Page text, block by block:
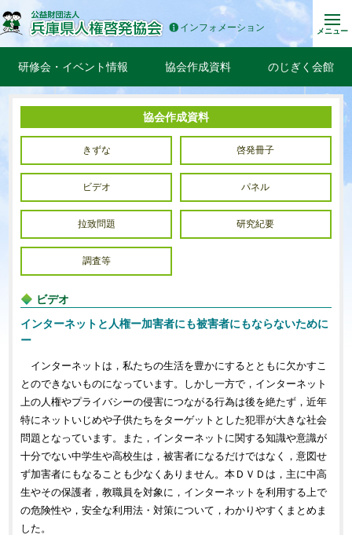
インフォメーション メニュー
研修会・イベント情報 協会作成資料 のじぎく会館
協会作成資料
きずな 啓発冊子
ビデオ パネル
拉致問題 研究紀要
調査等
ビデオ
インターネットと人権ー加害者にも被害者にもならないために
ー
インターネットは，私たちの生活を豊かにするとともに欠かすこ
とのできないものになっています。しかし一方で，インターネット
上の人権やプライバシーの侵害につながる行為は後を絶たず，近年
特にネットいじめや子供たちをターゲットとした犯罪が大きな社会
問題となっています。また，インターネットに関する知識や意識が
十分でない中学生や高校生は，被害者になるだけではなく，意図せ
ず加害者にもなることも少なくありません。本ＤＶＤは，主に中高
生やその保護者，教職員を対象に，インターネットを利用する上で
の危険性や，安全な利用法・対策について，わかりやすくまとめま
した。